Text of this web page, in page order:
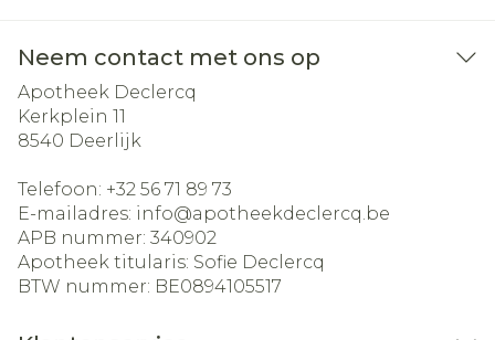
Neem contact met ons op
Apotheek Declercq
Kerkplein 11
8540 Deerlijk
Telefoon: +32 56 71 89 73
E-mailadres: info@apotheekdeclercq.be
APB nummer: 340902
Apotheek titularis: Sofie Declercq
BTW nummer: BE0894105517